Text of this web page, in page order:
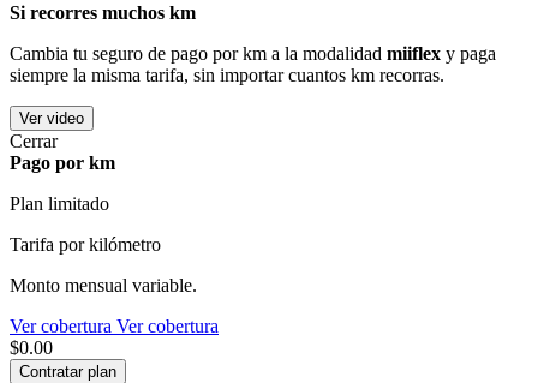
Si recorres muchos km
Cambia tu seguro de pago por km a la modalidad miiflex y paga
siempre la misma tarifa, sin importar cuantos km recorras.
Ver video
Cerrar
Pago por km
Plan limitado
Tarifa por kilómetro
Monto mensual variable.
Ver cobertura Ver cobertura
$0.00
Contratar plan